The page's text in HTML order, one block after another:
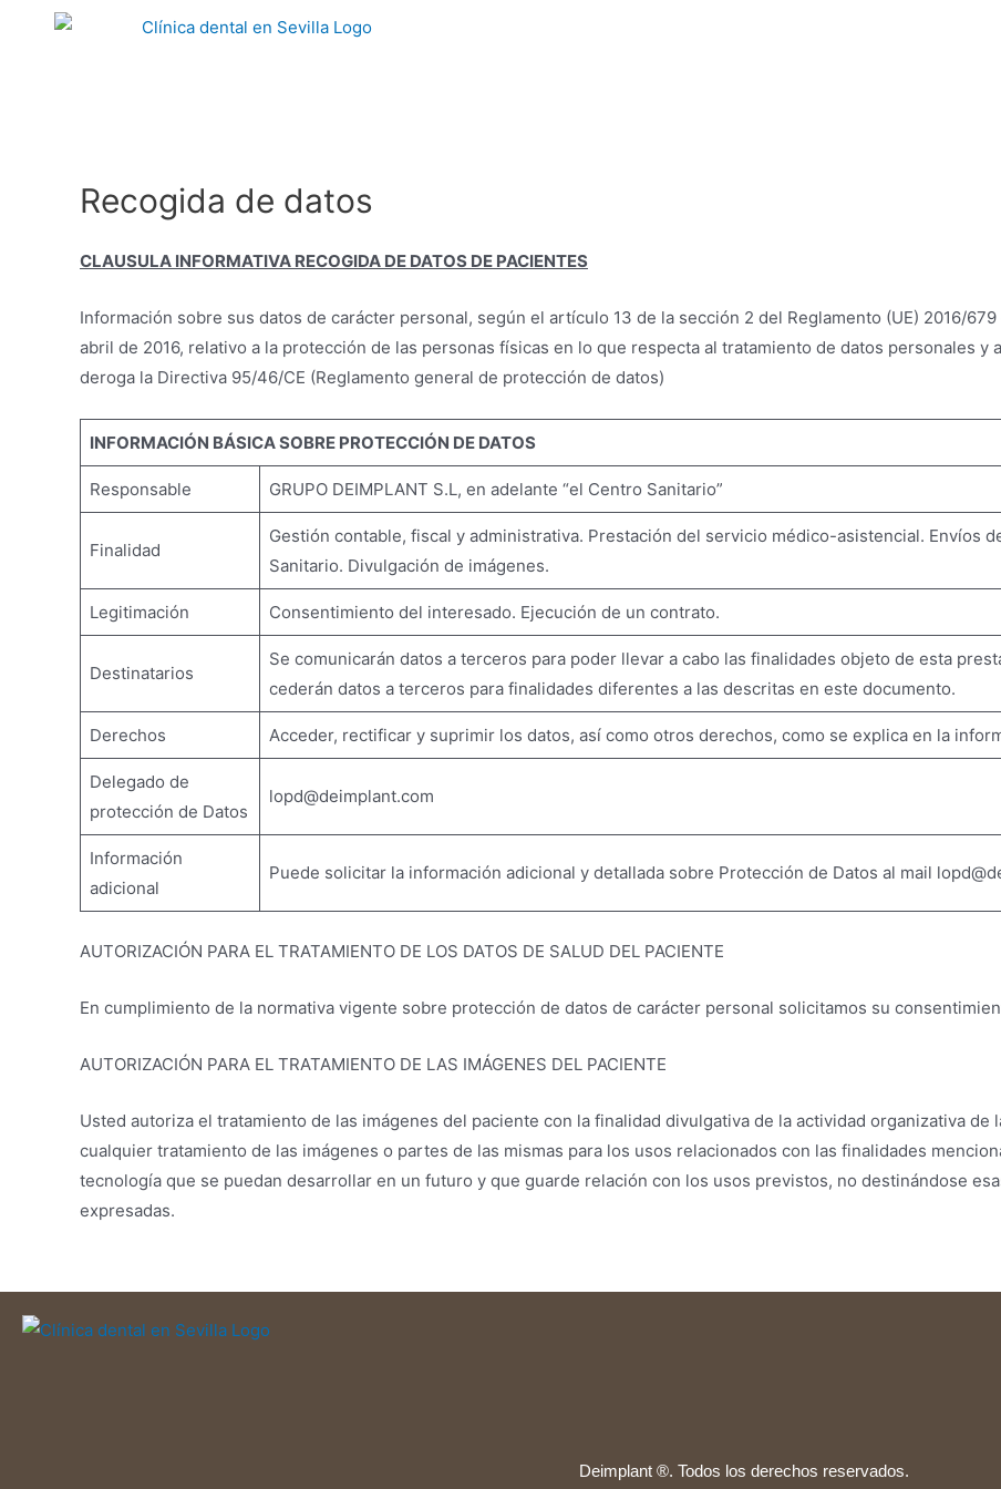
Recogida de datos
CLAUSULA INFORMATIVA RECOGIDA DE DATOS DE PACIENTES
Información sobre sus datos de carácter personal, según el artículo 13 de la sección 2 del Reglamento (UE) 2016/
abril de 2016, relativo a la protección de las personas físicas en lo que respecta al tratamiento de datos personales
deroga la Directiva 95/46/CE (Reglamento general de protección de datos)
INFORMACIÓN BÁSICA SOBRE PROTECCIÓN DE DATOS
Responsable GRUPO DEIMPLANT S.L, en adelante “el Centro Sanitario”
Finalidad
Gestión contable, fiscal y administrativa. Prestación del servicio médico-asistencial. Envíos
Sanitario. Divulgación de imágenes.
Legitimación Consentimiento del interesado. Ejecución de un contrato.
Destinatarios
Se comunicarán datos a terceros para poder llevar a cabo las finalidades objeto de esta
cederán datos a terceros para finalidades diferentes a las descritas en este documento.
Derechos Acceder, rectificar y suprimir los datos, así como otros derechos, como se explica en la
Delegado de
protección de Datos
lopd@deimplant.com
Información
adicional
Puede solicitar la información adicional y detallada sobre Protección de Datos al mail
AUTORIZACIÓN PARA EL TRATAMIENTO DE LOS DATOS DE SALUD DEL PACIENTE
En cumplimiento de la normativa vigente sobre protección de datos de carácter personal solicitamos su
AUTORIZACIÓN PARA EL TRATAMIENTO DE LAS IMÁGENES DEL PACIENTE
Usted autoriza el tratamiento de las imágenes del paciente con la finalidad divulgativa de la actividad organizativa de
cualquier tratamiento de las imágenes o partes de las mismas para los usos relacionados con las finalidades
tecnología que se puedan desarrollar en un futuro y que guarde relación con los usos previstos, no destinándose
expresadas.
Deimplant ®. Todos los derechos reservados.